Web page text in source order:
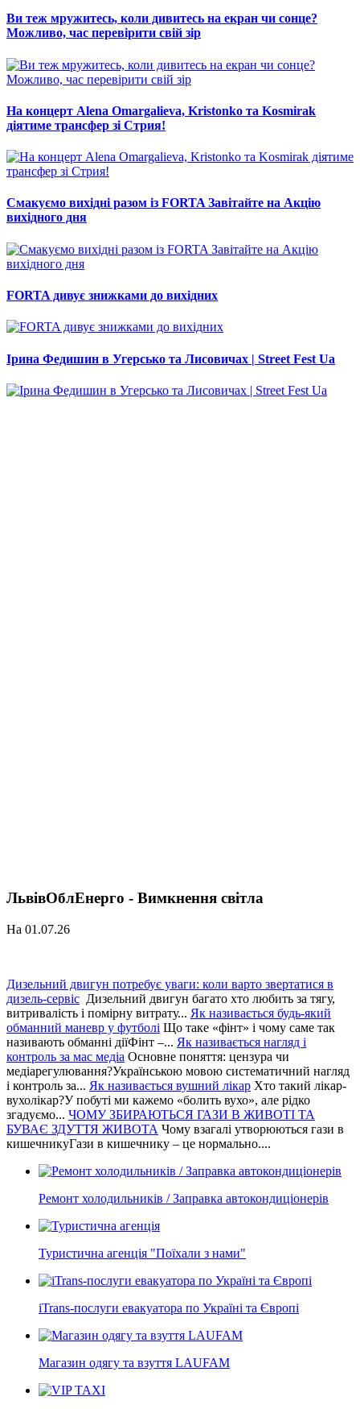
Ви теж мружитесь, коли дивитесь на екран чи сонце?
Можливо, час перевірити свій зір
На концерт Alena Omargalieva, Kristonko та Kosmirak
діятиме трансфер зі Стрия!
Смакуємо вихідні разом із FORTA Завітайте на Акцію
вихідного дня
FORTA дивує знижками до вихідних
Ірина Федишин в Угерсько та Лисовичах | Street Fest Ua
ЛьвівОблЕнерго - Вимкнення світла
На 01.07.26
Дизельний двигун потребує уваги: коли варто звертатися в
дизель-сервіс Дизельний двигун багато хто любить за тягу,
витривалість і помірну витрату... Як називається будь-який
обманний маневр у футболі Що таке «фінт» і чому саме так
називають обманні діїФінт –... Як називається нагляд і
контроль за мас медіа Основне поняття: цензура чи
медіарегулювання?Українською мовою систематичний нагляд
і контроль за... Як називається вушний лікар Хто такий лікар-
вухолікар?У побуті ми кажемо «болить вухо», але рідко
згадуємо... ЧОМУ ЗБИРАЮТЬСЯ ГАЗИ В ЖИВОТІ ТА
БУВАЄ ЗДУТТЯ ЖИВОТА Чому взагалі утворюються гази в
кишечникуГази в кишечнику – це нормально....
Ремонт холодильників / Заправка автокондиціонерів
Туристична агенція "Поїхали з нами"
iTrans-послуги евакуатора по Україні та Європі
Магазин одягу та взуття LAUFAM